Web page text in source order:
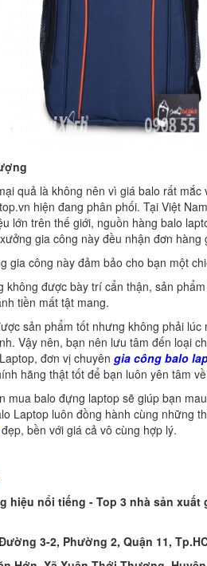
quả là không nên vì giá balo rất
hiện đang phân phối. Tại Việt
lớn trên thế giới, nguồn hàng balo
gia công này đều nhận đơn
gia công này đảm bảo cho bạn một
được bày trí cẩn thận, sản
tiền mất tật mang.
sản phẩm tốt nhưng không phải
Vậy nên, bạn nên lưu tâm đến loại
đơn vị chuyên gia công balo
hãng thật tốt để bạn luôn yên tâm
mua balo đựng laptop sẽ giúp bạn
Laptop luôn đồng hành cùng những
đẹp, bền với giá cả vô cùng hợp lý.
hiệu nổi tiếng - Top 3 nhà sản
3-2, Phường 2, Quận 11,